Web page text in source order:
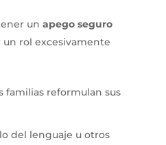
un apego seguro
un rol excesivamente
familias reformulan sus
del lenguaje u otros